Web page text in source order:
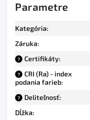
Parametre
Kategória:
Záruka:
? Certifikáty:
?
CRI (Ra) - index
podania farieb:
? Deliteľnosť:
Dĺžka: